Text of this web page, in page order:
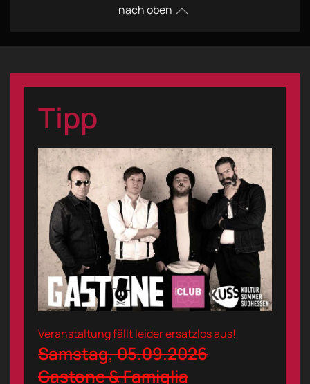
nach oben
Tipp
Veranstaltung fällt leider ersatzlos aus!
Samstag, 05.09.2026
Gastone & Famiglia